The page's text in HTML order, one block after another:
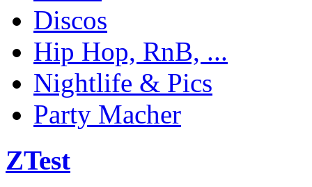
Discos
Hip Hop, RnB, ...
Nightlife & Pics
Party Macher
ZTest